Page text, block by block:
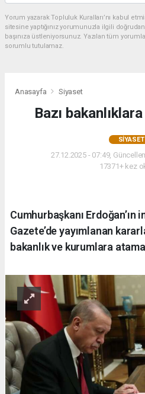
Yorum yazarak Topluluk Kuralları’nı kabul
sitesine yaptığınız yorumunuzla ilgili
başınıza üstleniyorsunuz. Yazılan tüm
sorumlu tutulamaz.
Anasayfa Siyaset
Bazı
SIYASET
27.12.2025 - 07:49,
17371+ kez
Cumhurbaşkanı Erdoğan’ın
Gazete’de yayımlanan
bakanlık ve kurumlara